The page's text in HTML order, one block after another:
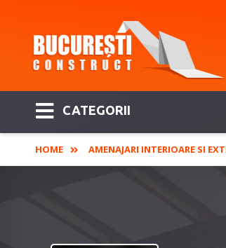
CATEGORII
HOME AMENAJARI INTERIOARE SI